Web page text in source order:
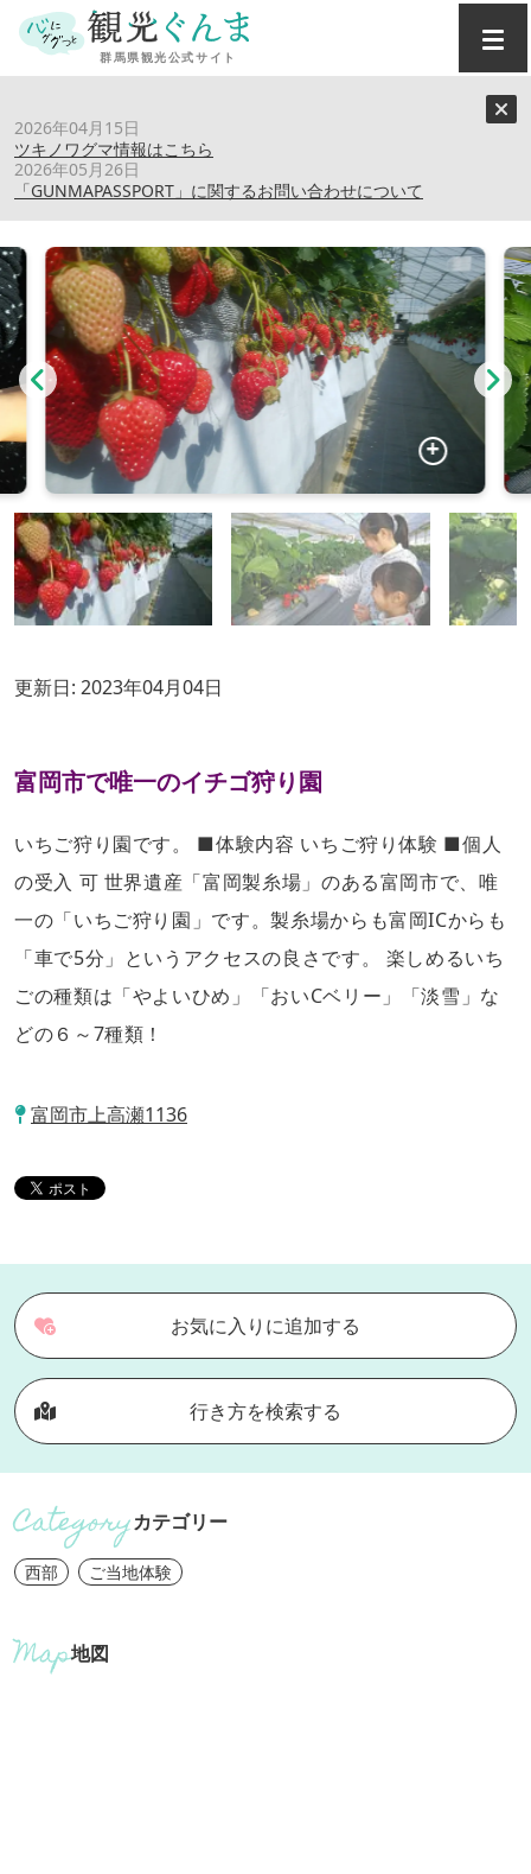
2026年04月15日
ツキノワグマ情報はこちら
2026年05月26日
「GUNMAPASSPORT」に関するお問い合わせについて
高田いちご園
更新日: 2023年04月04日
富岡市で唯一のイチゴ狩り園
いちご狩り園です。 ■体験内容 いちご狩り体験 ■個人
の受入 可 世界遺産「富岡製糸場」のある富岡市で、唯
一の「いちご狩り園」です。製糸場からも富岡ICからも
「車で5分」というアクセスの良さです。 楽しめるいち
ごの種類は「やよいひめ」「おいCベリー」「淡雪」な
どの６～7種類！
富岡市上高瀬1136
お気に入りに追加する
行き方を検索する
カテゴリー
西部 ご当地体験
地図